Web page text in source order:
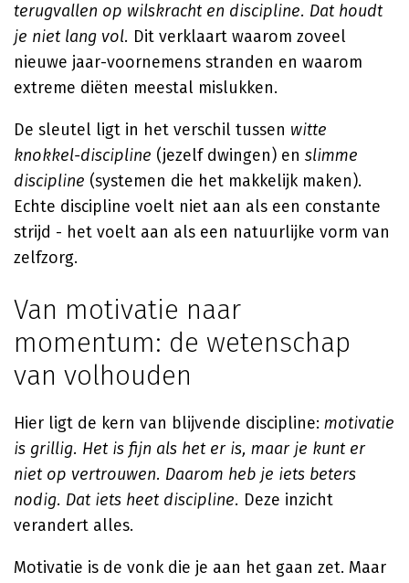
terugvallen op wilskracht en discipline. Dat houdt
je niet lang vol. Dit verklaart waarom zoveel
nieuwe jaar-voornemens stranden en waarom
extreme diëten meestal mislukken.
De sleutel ligt in het verschil tussen witte
knokkel-discipline (jezelf dwingen) en slimme
discipline (systemen die het makkelijk maken).
Echte discipline voelt niet aan als een constante
strijd - het voelt aan als een natuurlijke vorm van
zelfzorg.
Van motivatie naar
momentum: de wetenschap
van volhouden
Hier ligt de kern van blijvende discipline: motivatie
is grillig. Het is fijn als het er is, maar je kunt er
niet op vertrouwen. Daarom heb je iets beters
nodig. Dat iets heet discipline. Deze inzicht
verandert alles.
Motivatie is de vonk die je aan het gaan zet. Maar